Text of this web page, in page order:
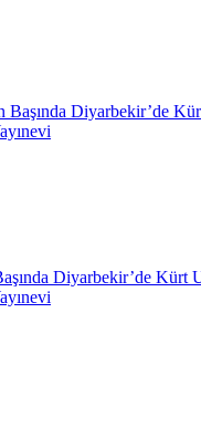
Diyarbekir’de Kürt